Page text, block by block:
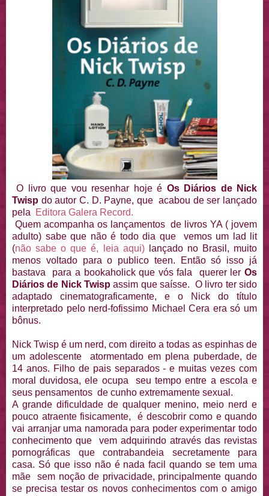
O livro que vou resenhar hoje é Os Diários de Nick
Twisp do autor C. D. Payne, que acabou de ser lançado
pela
Editora Galera Record.
Quem acompanha os lançamentos de livros YA ( jovem
adulto) sabe que não é todo dia que vemos um lad lit
(não sabe o que é, leia aqui)lançado no Brasil, muito
menos voltado para o publico teen. Então só isso já
bastava para a bookaholick que vós fala querer ler Os
Diários de Nick Twisp assim que saísse. O livro ter sido
adaptado cinematograficamente, e o Nick do título
interpretado pelo nerd-fofissimo Michael Cera era só um
bônus.
Nick Twisp é um nerd, com direito a todas as espinhas de
um adolescente atormentado em plena puberdade, de
14 anos. Filho de pais separados - e muitas vezes com
moral duvidosa, ele ocupa seu tempo entre a escola e
seus pensamentos de cunho extremamente sexual.
A grande dificuldade de qualquer menino, meio nerd e
pouco atraente fisicamente, é descobrir como e quando
vai arranjar uma namorada para poder experimentar todo
conhecimento que vem adquirindo através das revistas
pornográficas que contrabandeia secretamente para
casa. Só que isso não é nada facil quando se tem uma
mãe sem noção de privacidade, principalmente quando
se precisa testar os novos conhecimentos com o amigo